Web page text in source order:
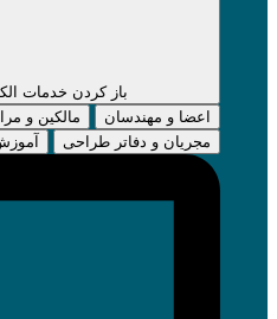
باز کردن خدمات
اعضا و مهندسان
مالکین و
مجریان و دفاتر طراحی